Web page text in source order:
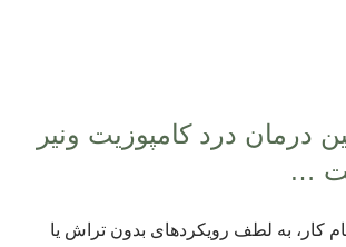
درمان درد کامپوزیت ونیر
…
کار، به لطف رویکردهای بدون تراش یا